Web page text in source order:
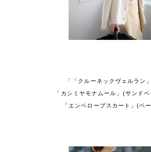
「「クルーネックヴェルラン
「カシミヤモナムール」(サンドベ
「エンベロープスカート」(ベ